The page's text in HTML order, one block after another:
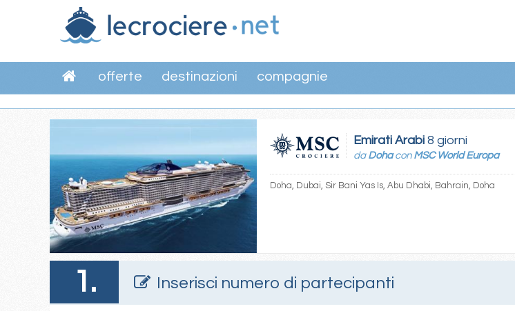
offerte destinazioni compagnie
Emirati Arabi 8 giorni
da Dohacon MSC World Europa
Doha, Dubai, Sir Bani Yas Is, Abu Dhabi, Bahrain, Doha
1. Inserisci numero di partecipanti